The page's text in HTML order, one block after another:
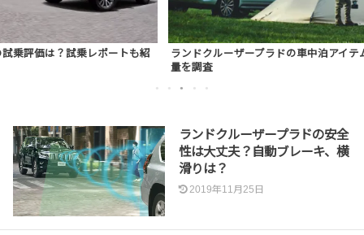
ランドクルーザープラドの車中泊アイテム！後部座席の荷室容
【
1 2 3 4 5
ランドクルーザープラドの安全
性は大丈夫？自動ブレーキ、横
滑りは？
2019年11月25日